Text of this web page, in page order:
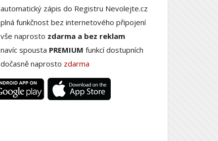
automatický zápis do Registru Nevolejte.cz
plná funkčnost bez internetového připojení
vše naprosto zdarma a bez reklam
navíc spousta PREMIUM funkcí dostupních
dočasně naprosto zdarma